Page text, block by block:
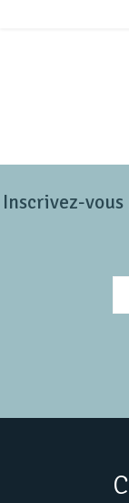
Inscrivez-